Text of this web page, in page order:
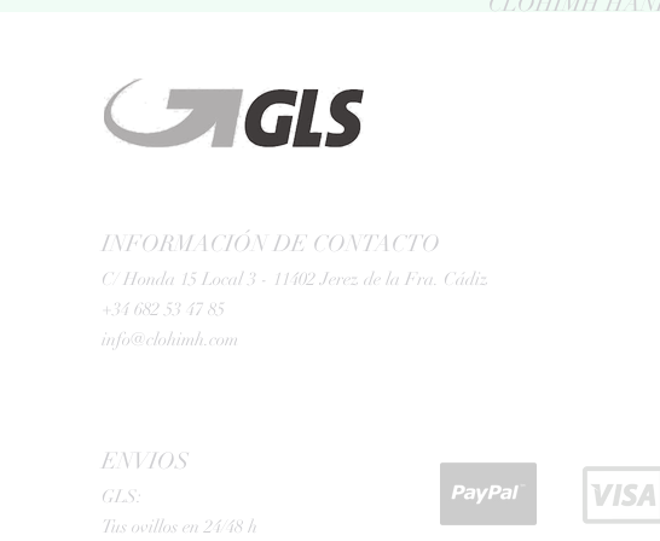
INFORMACIÓN DE CONTACTO
C/ Honda 15 Local 3 - 11402 Jerez de la Fra. Cádiz
+34 682 53 47 85
info@clohimh.com
ENVIOS
GLS:
Tus ovillos en 24/48 h